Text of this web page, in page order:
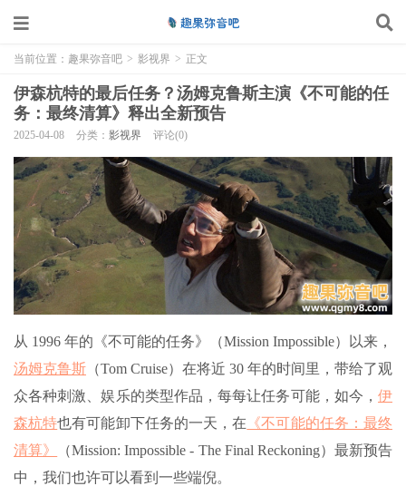
当前位置： 趣果弥音吧 > 影视界 > 正文
伊森杭特的最后任务？汤姆克鲁斯主演《不可能的任
务：最终清算》释出全新预告
2025-04-08 分类： 影视界 评论(0)
从 1996 年的《不可能的任务》（Mission Impossible）以来，
汤姆克鲁斯 （Tom Cruise）在将近 30 年的时间里，带给了观
众各种刺激、娱乐的类型作品，每每让任务可能，如今， 伊
森杭特也有可能卸下任务的一天，在 《不可能的任务：最终
清算》
（Mission: Impossible - The Final Reckoning）最新预告
中，我们也许可以看到一些端倪。